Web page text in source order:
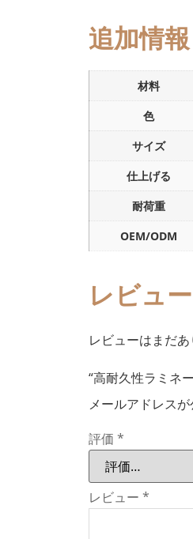
追加情報
材料
色
サイズ
仕上げる
耐荷重
OEM/ODM
レビュー
レビューはまだあ
“高耐久性ラミネ
メールアドレスが
評価 *
レビュー *